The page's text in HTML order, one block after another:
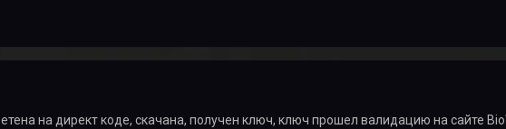
на директ коде, скачана, получен ключ, ключ прошел валидацию на сайте